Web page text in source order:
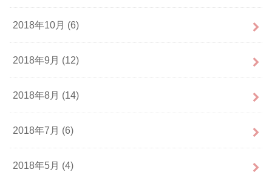
2018年10月 (6)
2018年9月 (12)
2018年8月 (14)
2018年7月 (6)
2018年5月 (4)